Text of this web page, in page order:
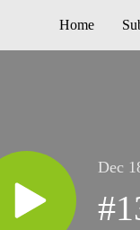
Home
Dec